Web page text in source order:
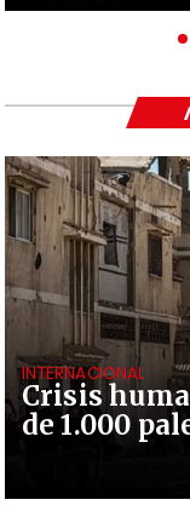
Crisis
de 1.000
INTERNACIONAL